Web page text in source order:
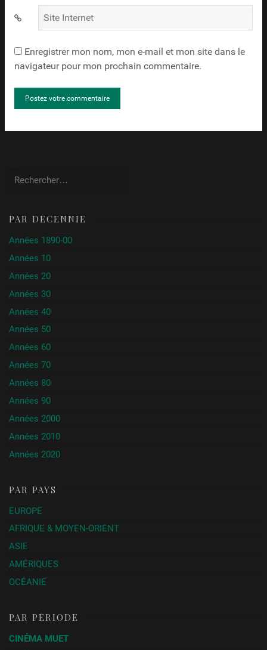
Site
Internet
Enregistrer mon nom, mon e-mail et mon site dans le
navigateur pour mon prochain commentaire.
PAR DÉCENNIE
Années 1890-00
Années 10
Années 20
Années 30
Années 40
Années 50
Années 60
Années 70
Années 80
Années 90
Années 2000
Années 2010
Années 2020
PAR PAYS
EUROPE
AFRIQUE & MOYEN-ORIENT
ASIE
AMÉRIQUES
OCÉANIE
PAR PÉRIODE
CINÉMA MUET